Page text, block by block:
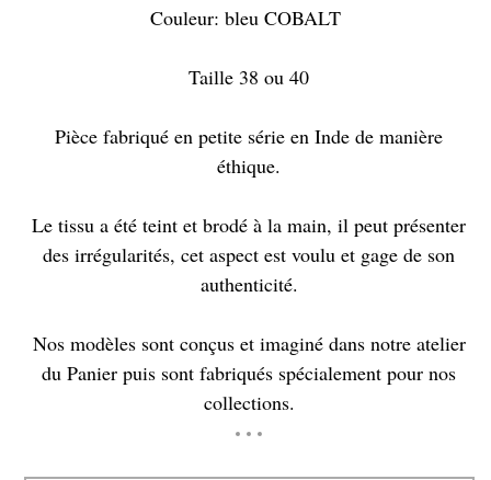
Couleur: bleu COBALT
Taille 38 ou 40
Pièce fabriqué en petite série en Inde de manière
éthique.
Le tissu a été teint et brodé à la main, il peut présenter
des irrégularités, cet aspect est voulu et gage de son
authenticité.
Nos modèles sont conçus et imaginé dans notre atelier
du Panier puis sont fabriqués spécialement pour nos
collections.